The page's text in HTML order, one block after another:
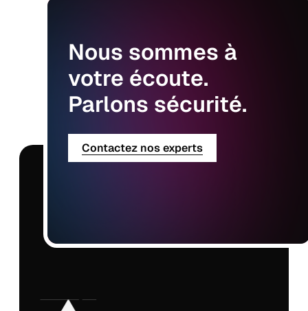
Nous sommes à
votre écoute.
Parlons sécurité.
Contactez nos experts